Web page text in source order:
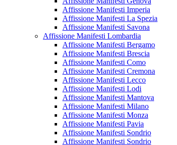
Affissione Manifesti Imperia
Affissione Manifesti La Spezia
Affissione Manifesti Savona
Affissione Manifesti Lombardia
Affissione Manifesti Bergamo
Affissione Manifesti Brescia
Affissione Manifesti Como
Affissione Manifesti Cremona
Affissione Manifesti Lecco
Affissione Manifesti Lodi
Affissione Manifesti Mantova
Affissione Manifesti Milano
Affissione Manifesti Monza
Affissione Manifesti Pavia
Affissione Manifesti Sondrio
Affissione Manifesti Sondrio